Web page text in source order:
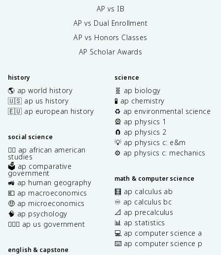
AP vs IB
AP vs Dual Enrollment
AP vs Honors Classes
AP Scholar Awards
history
🌎 ap world history
🇺🇸 ap us history
🇪🇺 ap european history
social science
✊🏿 ap african american
studies
🗳️ ap comparative
government
🚜 ap human geography
💶 ap macroeconomics
🤑 ap microeconomics
🧠 ap psychology
👩🏾‍⚖️ ap us government
english & capstone
science
🧬 ap biology
🧪 ap chemistry
♻️ ap environmental science
🎡 ap physics 1
🧲 ap physics 2
💡 ap physics c: e&m
⚙️ ap physics c: mechanics
math & computer science
🧮 ap calculus ab
♾️ ap calculus bc
📐 ap precalculus
📊 ap statistics
💻 ap computer science a
⌨️ ap computer science p